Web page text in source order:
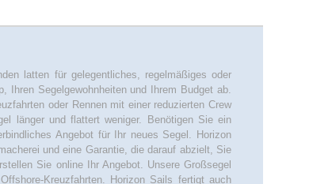
latten für gelegentliches, regelmäßiges oder
Segelgewohnheiten und Ihrem Budget ab.
oder Rennen mit einer reduzierten Crew
länger und flattert weniger. Benötigen Sie ein
Angebot für Ihr neues Segel. Horizon
und eine Garantie, die darauf abzielt, Sie
Sie online Ihr Angebot. Unsere Großsegel
Kreuzfahrten. Horizon Sails fertigt auch